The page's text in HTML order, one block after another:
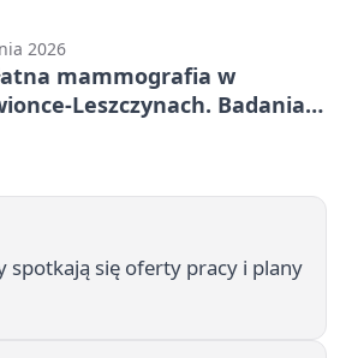
2026
mammografia w
Leszczynach. Badania
spotkają się oferty pracy i plany